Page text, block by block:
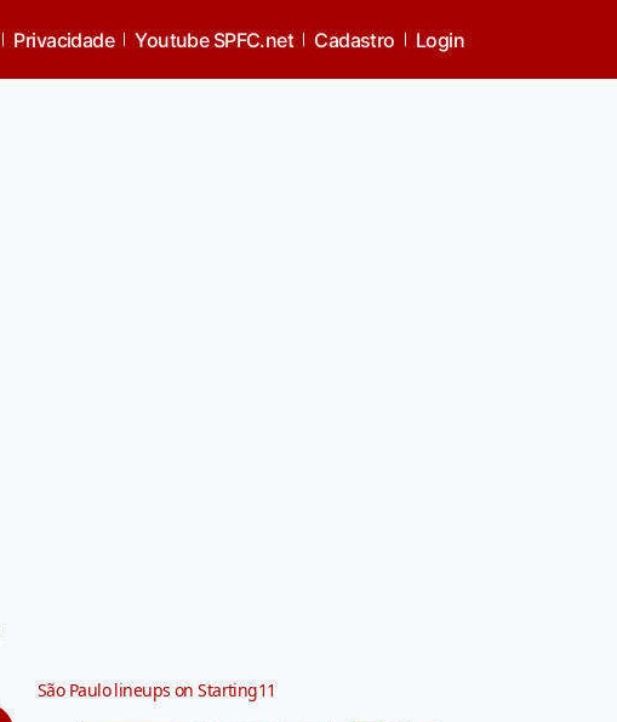
Privacidade Youtube SPFC.net Cadastro Login
São Paulo lineups on Starting11